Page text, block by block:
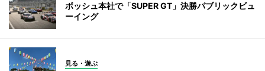
ボッシュ本社で「SUPER GT」決勝パブリックビュ
ーイング
見る・遊ぶ